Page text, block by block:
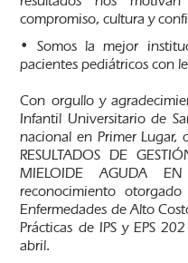
compromiso, cultura y
• Somos la mejor
pacientes pediátricos con
Con orgullo y
Infantil Universitario de
nacional en Primer Lugar,
RESULTADOS DE
MIELOIDE AGUDA
reconocimiento
Enfermedades de Alto
Prácticas de IPS y EPS
abril.